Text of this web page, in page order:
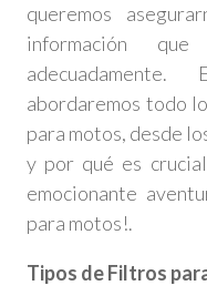
queremos
información
abordaremos todo
para motos, desde
y por qué es
emocionante
para motos!.
Tipos de Filtros